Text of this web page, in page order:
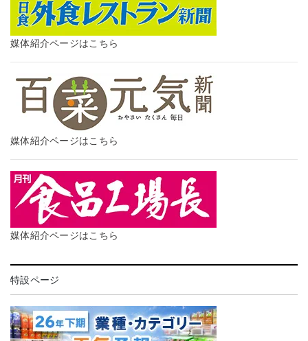
媒体紹介ページはこちら
媒体紹介ページはこちら
媒体紹介ページはこちら
特設ページ